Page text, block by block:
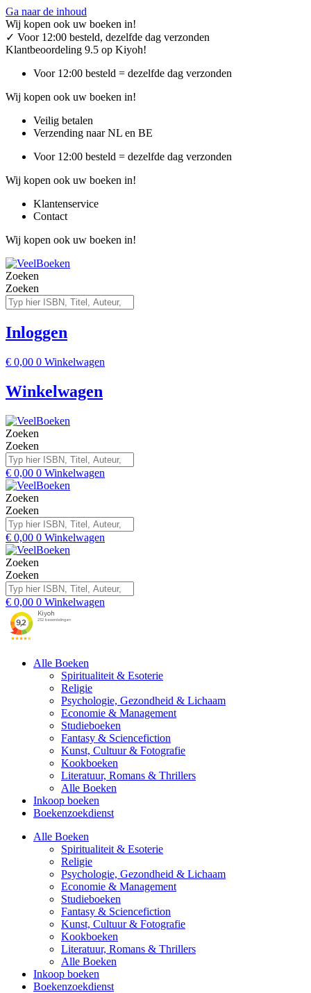
Ga naar de inhoud
Wij kopen ook uw boeken in!
✓ Voor 12:00 besteld, dezelfde dag verzonden
Klantbeoordeling 9.5 op Kiyoh!
Voor 12:00 besteld = dezelfde dag verzonden
Wij kopen ook uw boeken in!
Veilig betalen
Verzending naar NL en BE
Voor 12:00 besteld = dezelfde dag verzonden
Wij kopen ook uw boeken in!
Klantenservice
Contact
Wij kopen ook uw boeken in!
Zoeken
Zoeken
Inloggen
€ 0,00 0 Winkelwagen
Winkelwagen
Zoeken
Zoeken
€ 0,00 0 Winkelwagen
Zoeken
Zoeken
€ 0,00 0 Winkelwagen
Zoeken
Zoeken
€ 0,00 0 Winkelwagen
Alle Boeken
Spiritualiteit & Esoterie
Religie
Psychologie, Gezondheid & Lichaam
Economie & Management
Studieboeken
Fantasy & Sciencefiction
Kunst, Cultuur & Fotografie
Kookboeken
Literatuur, Romans & Thrillers
Alle Boeken
Inkoop boeken
Boekenzoekdienst
Alle Boeken
Spiritualiteit & Esoterie
Religie
Psychologie, Gezondheid & Lichaam
Economie & Management
Studieboeken
Fantasy & Sciencefiction
Kunst, Cultuur & Fotografie
Kookboeken
Literatuur, Romans & Thrillers
Alle Boeken
Inkoop boeken
Boekenzoekdienst